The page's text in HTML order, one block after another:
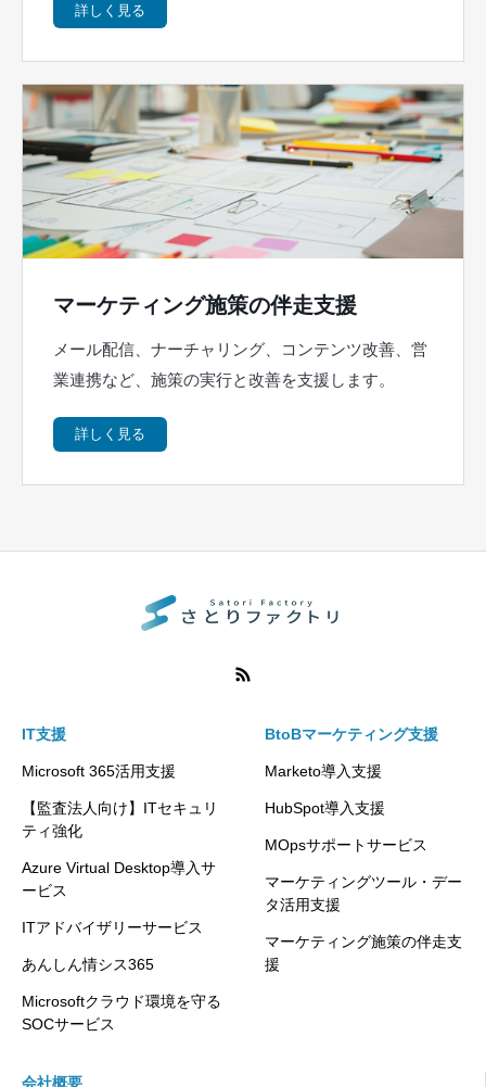
詳しく見る
マーケティング施策の伴走支援
メール配信、ナーチャリング、コンテンツ改善、営
業連携など、施策の実行と改善を支援します。
詳しく見る
IT支援
Microsoft 365活用支援
【監査法人向け】ITセキュリ
ティ強化
Azure Virtual Desktop導入サ
ービス
ITアドバイザリーサービス
あんしん情シス365
Microsoftクラウド環境を守る
SOCサービス
BtoBマーケティング支援
Marketo導入支援
HubSpot導入支援
MOpsサポートサービス
マーケティングツール・デー
タ活用支援
マーケティング施策の伴走支
援
会社概要